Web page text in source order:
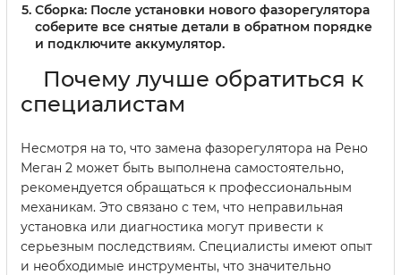
Сборка: После установки нового фазорегулятора
соберите все снятые детали в обратном порядке
и подключите аккумулятор.
Почему лучше обратиться к
специалистам
Несмотря на то, что замена фазорегулятора на Рено
Меган 2 может быть выполнена самостоятельно,
рекомендуется обращаться к профессиональным
механикам. Это связано с тем, что неправильная
установка или диагностика могут привести к
серьезным последствиям. Специалисты имеют опыт
и необходимые инструменты, что значительно